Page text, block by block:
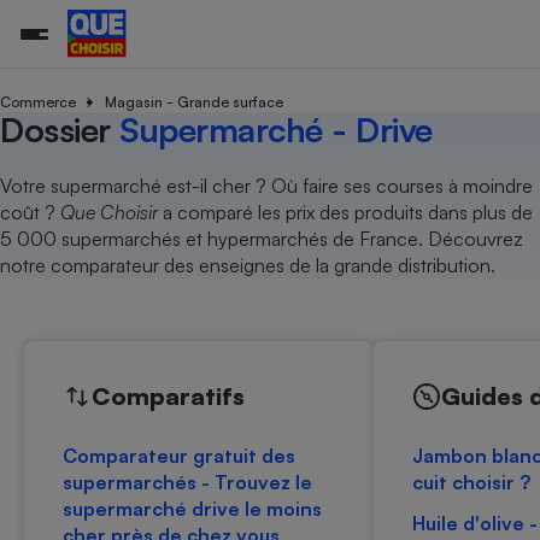
Commerce Magasin - Grande surface
Dossier Supermarché - Drive
Votre supermarché est-il cher ? Où faire ses courses à moindre
coût ? Que Choisira comparé les prix des produits dans plus de
5 000 supermarchés et hypermarchés de France. Découvrez
notre comparateur des enseignes de la grande distribution.
Comparatifs
Comparateur gratuit des
supermarchés - Trouvez le
supermarché drive le moins
cher près de chez vous
Guides
Jambon
cuit choisir ?
Huile d'olive
Additifs
Nutrition
Produit alimentaire
Assurance auto
Carburant
Méthode de vente -
Organismes de défense
Système judiciairegratuit
Energie
Achat - Vente - Travaux
Copropriété
Location
Démarche administrative
Famille
Senior
Train
Transport aérien
Toutes les actualités
Enquêtes
Guides d'achat
Tous les services
Rencontrer une association locale
Tous nos combats
Nos actions
Nos grandes victoires
En savoir plus sur Que Choisir Ensemble
nous ?
L’association
Nos missions
Notre méthodologie